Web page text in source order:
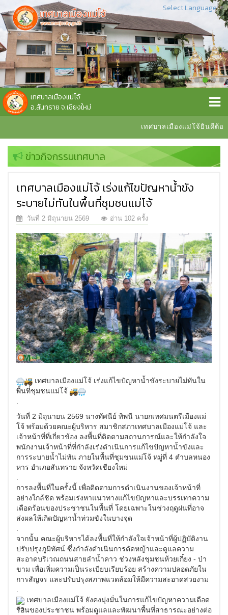
เทศบาลเมืองแม่โจ้
อ.สันทราย จ.เชียงใหม่
เทศบาลเมืองแม่โจ้ยินดีต้อนรับ
Select Language▼
ข่าวกิจกรรมเทศบาล
เทศบาลเมืองแม่โจ้ เร่งแก้ไขปัญหาน้ำขัง
ระบายไม่ทันในพื้นที่ชุมชนแม่โจ้
วันที่ 2 มิถุนายน 2569 อ่าน 102 ครั้ง
เทศบาลเมืองแม่โจ้ เร่งแก้ไขปัญหาน้ำขังระบายไม่ทันใน
พื้นที่ชุมชนแม่โจ้
.
วันที่ 2 มิถุนายน 2569 นางทัศนีย์ ทิพนี นายกเทศมนตรีเมืองแม่
โจ้ พร้อมด้วยคณะผู้บริหาร สมาชิกสภาเทศบาลเมืองแม่โจ้ และ
เจ้าหน้าที่ที่เกี่ยวข้อง ลงพื้นที่ติดตามสถานการณ์และให้กำลังใจ
พนักงานเจ้าหน้าที่ที่กำลังเร่งดำเนินการแก้ไขปัญหาน้ำขังและ
การระบายน้ำไม่ทัน ภายในพื้นที่ชุมชนแม่โจ้ หมู่ที่ 4 ตำบลหนอง
หาร อำเภอสันทราย จังหวัดเชียงใหม่
.
การลงพื้นที่ในครั้งนี้ เพื่อติดตามการดำเนินงานของเจ้าหน้าที่
อย่างใกล้ชิด พร้อมเร่งหาแนวทางแก้ไขปัญหาและบรรเทาความ
เดือดร้อนของประชาชนในพื้นที่ โดยเฉพาะในช่วงฤดูฝนที่อาจ
ส่งผลให้เกิดปัญหาน้ำท่วมขังในบางจุด
.
จากนั้น คณะผู้บริหารได้ลงพื้นที่ให้กำลังใจเจ้าหน้าที่ผู้ปฏิบัติงาน
ปรับปรุงภูมิทัศน์ ซึ่งกำลังดำเนินการตัดหญ้าและดูแลความ
สะอาดบริเวณถนนสายลำน้ำคาว ช่วงหลังชุมชนห้วยเกี๋ยง - ป่า
ขาม เพื่อเพิ่มความเป็นระเบียบเรียบร้อย สร้างความปลอดภัยใน
การสัญจร และปรับปรุงสภาพแวดล้อมให้มีความสะอาดสวยงาม
.
เทศบาลเมืองแม่โจ้ ยังคงมุ่งมั่นในการแก้ไขปัญหาความเดือด
ร้อนของประชาชน พร้อมดูแลและพัฒนาพื้นที่สาธารณะอย่างต่อ